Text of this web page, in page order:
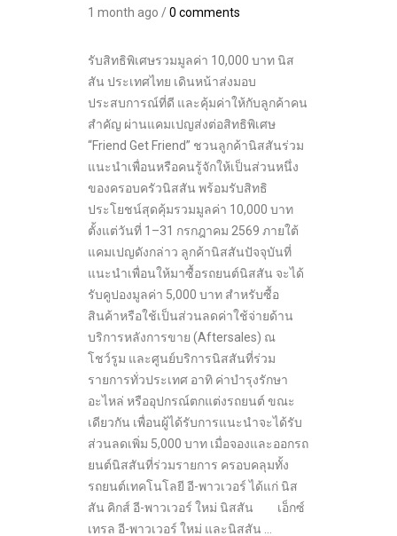
1 month ago /0 comments
รับสิทธิพิเศษรวมมูลค่า 10,000 บาท นิส
สัน ประเทศไทย เดินหน้าส่งมอบ
ประสบการณ์ที่ดี และคุ้มค่าให้กับลูกค้าคน
สำคัญ ผ่านแคมเปญส่งต่อสิทธิพิเศษ
“Friend Get Friend” ชวนลูกค้านิสสันร่วม
แนะนำเพื่อนหรือคนรู้จักให้เป็นส่วนหนึ่ง
ของครอบครัวนิสสัน พร้อมรับสิทธิ
ประโยชน์สุดคุ้มรวมมูลค่า 10,000 บาท
ตั้งแต่วันที่ 1–31 กรกฎาคม 2569 ภายใต้
แคมเปญดังกล่าว ลูกค้านิสสันปัจจุบันที่
แนะนำเพื่อนให้มาซื้อรถยนต์นิสสัน จะได้
รับคูปองมูลค่า 5,000 บาท สำหรับซื้อ
สินค้าหรือใช้เป็นส่วนลดค่าใช้จ่ายด้าน
บริการหลังการขาย (Aftersales) ณ
โชว์รูม และศูนย์บริการนิสสันที่ร่วม
รายการทั่วประเทศ อาทิ ค่าบำรุงรักษา
อะไหล่ หรืออุปกรณ์ตกแต่งรถยนต์ ขณะ
เดียวกัน เพื่อนผู้ได้รับการแนะนำจะได้รับ
ส่วนลดเพิ่ม 5,000 บาท เมื่อจองและออกรถ
ยนต์นิสสันที่ร่วมรายการ ครอบคลุมทั้ง
รถยนต์เทคโนโลยี อี-พาวเวอร์ ได้แก่ นิส
สัน คิกส์ อี-พาวเวอร์ ใหม่ นิสสัน เอ็กซ์
เทรล อี-พาวเวอร์ ใหม่ และนิสสัน …